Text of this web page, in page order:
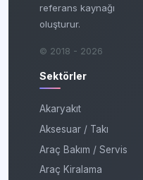
referans kaynağı
oluşturur.
© 2018 - 2026
Sektörler
Akaryakıt
Aksesuar / Takı
Araç Bakım / Servis
Araç Kiralama